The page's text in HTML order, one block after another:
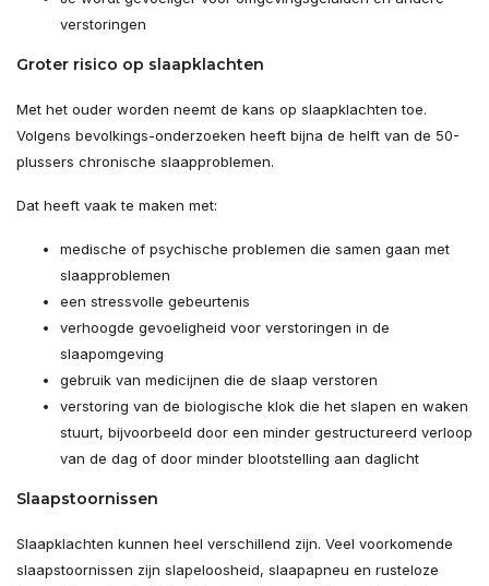
verstoringen
Groter risico op slaapklachten
Met het ouder worden neemt de kans op slaapklachten toe.
Volgens bevolkings-onderzoeken heeft bijna de helft van de 50-
plussers chronische slaapproblemen.
Dat heeft vaak te maken met:
medische of psychische problemen die samen gaan met
slaapproblemen
een stressvolle gebeurtenis
verhoogde gevoeligheid voor verstoringen in de
slaapomgeving
gebruik van medicijnen die de slaap verstoren
verstoring van de biologische klok die het slapen en waken
stuurt, bijvoorbeeld door een minder gestructureerd verloop
van de dag of door minder blootstelling aan daglicht
Slaapstoornissen
Slaapklachten kunnen heel verschillend zijn. Veel voorkomende
slaapstoornissen zijn slapeloosheid, slaapapneu en rusteloze